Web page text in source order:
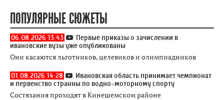
ПОПУЛЯРНЫЕ СЮЖЕТЫ
06.08.2026 13:43
Первые приказы о зачислении в
ивановские вузы уже опубликованы
Они касаются льготников, целевиков и олимпиадников
01.08.2026 14:28
Ивановская область принимает чемпионат
и первенство странны по водно-моторному спорту
Состязания проходят в Кинешемском районе